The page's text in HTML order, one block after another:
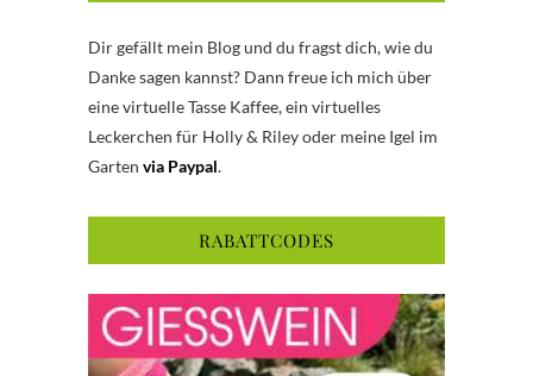
Dir gefällt mein Blog und du fragst dich, wie du
Danke sagen kannst? Dann freue ich mich über
eine virtuelle Tasse Kaffee, ein virtuelles
Leckerchen für Holly & Riley oder meine Igel im
Garten via Paypal.
RABATTCODES